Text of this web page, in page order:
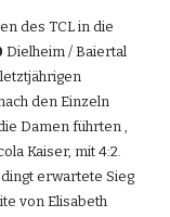
des TCL in die
Dielheim / Baiertal
den Einzeln
Damen führten ,
Kaiser, mit 4:2.
erwartete Sieg
von Elisabeth